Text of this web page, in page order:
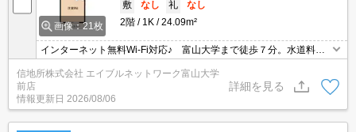
画像：21枚
敷
なし 礼
なし
2階
1K 24.09m²
インターネット無料Wi-Fi対応♪ 富山大学まで徒歩７分。水道料が
ロ（１口）。共用部には不在時でも再配達依頼の手間が省ける宅配
BOXあり。防犯カメラ、防犯性の高いディンプルキー使用。通学路
にコンビニや丸亀製麺があります。
信地所株式会社 エイブルネットワーク富山大学
前店
情報更新日 2026/08/06
詳細を見る